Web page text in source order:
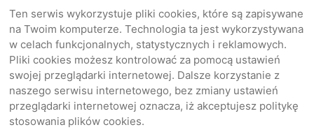
Ten serwis wykorzystuje pliki cookies, które są zapisywane
na Twoim komputerze. Technologia ta jest wykorzystywana
w celach funkcjonalnych, statystycznych i reklamowych.
Pliki cookies możesz kontrolować za pomocą ustawień
swojej przeglądarki internetowej. Dalsze korzystanie z
naszego serwisu internetowego, bez zmiany ustawień
przeglądarki internetowej oznacza, iż akceptujesz politykę
stosowania plików cookies.